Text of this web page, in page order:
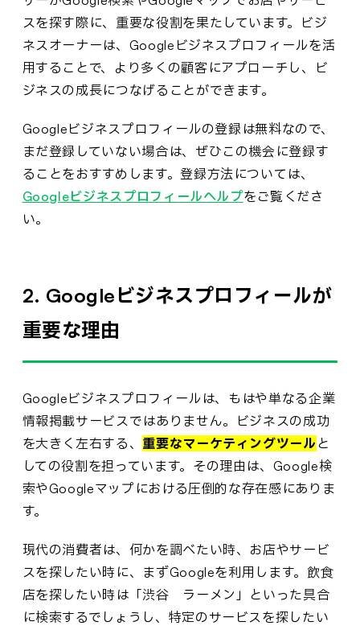
スを探す際に、重要な役割を果たしています。ビジ
ネスオーナーは、Googleビジネスプロフィールを活
用することで、より多くの顧客にアプローチし、ビ
ジネスの成長につなげることができます。
Googleビジネスプロフィールの登録は無料なので、
まだ登録していない場合は、ぜひこの機会に登録す
ることをおすすめします。登録方法については、
Googleビジネスプロフィールヘルプをご覧くださ
い。
2. Googleビジネスプロフィールが
重要な理由
Googleビジネスプロフィールは、もはや単なる企業
情報掲載サービスではありません。ビジネスの成功
を大きく左右する、 重要なマーケティングツール と
しての役割を担っています。その理由は、Google検
索やGoogleマップにおける圧倒的な存在感にありま
す。
現代の消費者は、何かを調べたい時、お店やサービ
スを探したい時に、まずGoogleを利用します。飲食
店を探したい時は「渋谷 ラーメン」といった具合
に検索するでしょうし、特定のサービスを探したい